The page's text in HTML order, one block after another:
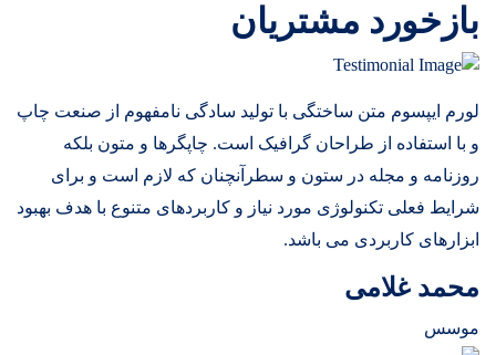
بازخورد مشتریان
لورم ایپسوم متن ساختگی با تولید سادگی نامفهوم از صنعت چاپ
و با استفاده از طراحان گرافیک است. چاپگرها و متون بلکه
روزنامه و مجله در ستون و سطرآنچنان که لازم است و برای
شرایط فعلی تکنولوژی مورد نیاز و کاربردهای متنوع با هدف بهبود
ابزارهای کاربردی می باشد.
محمد غلامی
موسس